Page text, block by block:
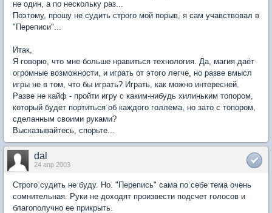
не один, а по нескольку раз...
Поэтому, прошу не судить строго мой порыв, я сам учавствовал в
"Переписи"...
Итак,
Я говорю, что мне больше нравиться технология. Да, магия даёт
огромные возможности, и играть от этого легче, но разве вмысл
игры не в том, что бы играть? Играть, как можно интересней.
Разве не кайф - пройти игру с каким-нибудь хилиньким топором,
который будет портиться об каждого голлема, но зато с топором,
сделанным своими руками?
Высказывайтесь, спорьте...
dal
24 апр 2003
Строго судить не буду. Но. "Перепись" сама по себе тема очень
сомнительная. Руки не доходят произвести подсчет голосов и
благополучно ее прикрыть.